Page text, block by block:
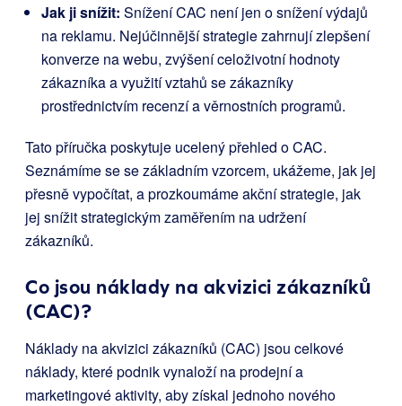
Jak ji snížit: Snížení CAC není jen o snížení výdajů
na reklamu. Nejúčinnější strategie zahrnují zlepšení
konverze na webu, zvýšení celoživotní hodnoty
zákazníka a využití vztahů se zákazníky
prostřednictvím recenzí a věrnostních programů.
Tato příručka poskytuje ucelený přehled o CAC.
Seznámíme se se základním vzorcem, ukážeme, jak jej
přesně vypočítat, a prozkoumáme akční strategie, jak
jej snížit strategickým zaměřením na udržení
zákazníků.
Co jsou náklady na akvizici zákazníků
(CAC)?
Náklady na akvizici zákazníků (CAC) jsou celkové
náklady, které podnik vynaloží na prodejní a
marketingové aktivity, aby získal jednoho nového